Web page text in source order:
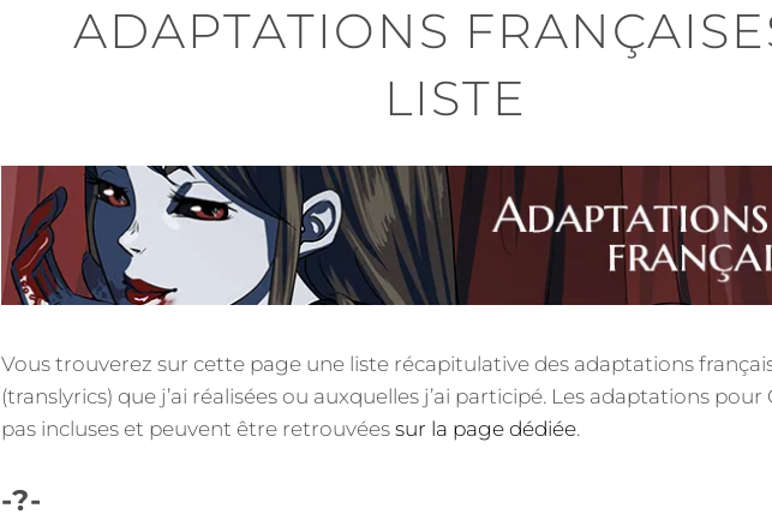
ADAPTATIONS
LISTE
Vous trouverez sur cette page une liste récapitulative des adaptations
(translyrics) que j’ai réalisées ou auxquelles j’ai participé. Les adaptations pour
pas incluses et peuvent être retrouvées sur la page dédiée.
-?-